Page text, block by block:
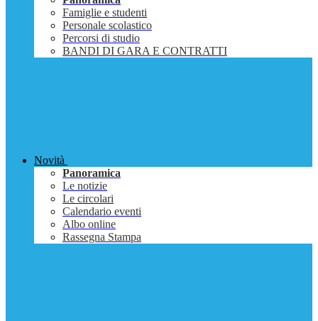
Famiglie e studenti
Personale scolastico
Percorsi di studio
BANDI DI GARA E CONTRATTI
Novità
Panoramica
Le notizie
Le circolari
Calendario eventi
Albo online
Rassegna Stampa